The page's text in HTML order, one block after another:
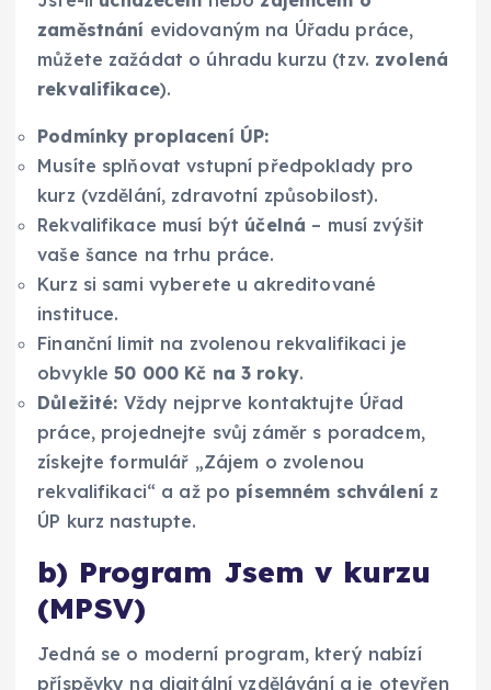
zaměstnání evidovaným na Úřadu práce,
můžete zažádat o úhradu kurzu (tzv. zvolená
rekvalifikace).
Podmínky proplacení ÚP:
Musíte splňovat vstupní předpoklady pro
kurz (vzdělání, zdravotní způsobilost).
Rekvalifikace musí být účelná – musí zvýšit
vaše šance na trhu práce.
Kurz si sami vyberete u akreditované
instituce.
Finanční limit na zvolenou rekvalifikaci je
obvykle50 000 Kč na 3 roky.
Důležité: Vždy nejprve kontaktujte Úřad
práce, projednejte svůj záměr s poradcem,
získejte formulář „Zájem o zvolenou
rekvalifikaci“ a až po písemném schválení z
ÚP kurz nastupte.
b) Program Jsem v kurzu
(MPSV)
Jedná se o moderní program, který nabízí
příspěvky na digitální vzdělávání a je otevřen